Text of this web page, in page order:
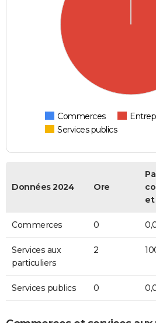
Commerces
Services publics
Données 2024 Ore
et
Commerces 0
Services aux
particuliers
2
Services publics 0